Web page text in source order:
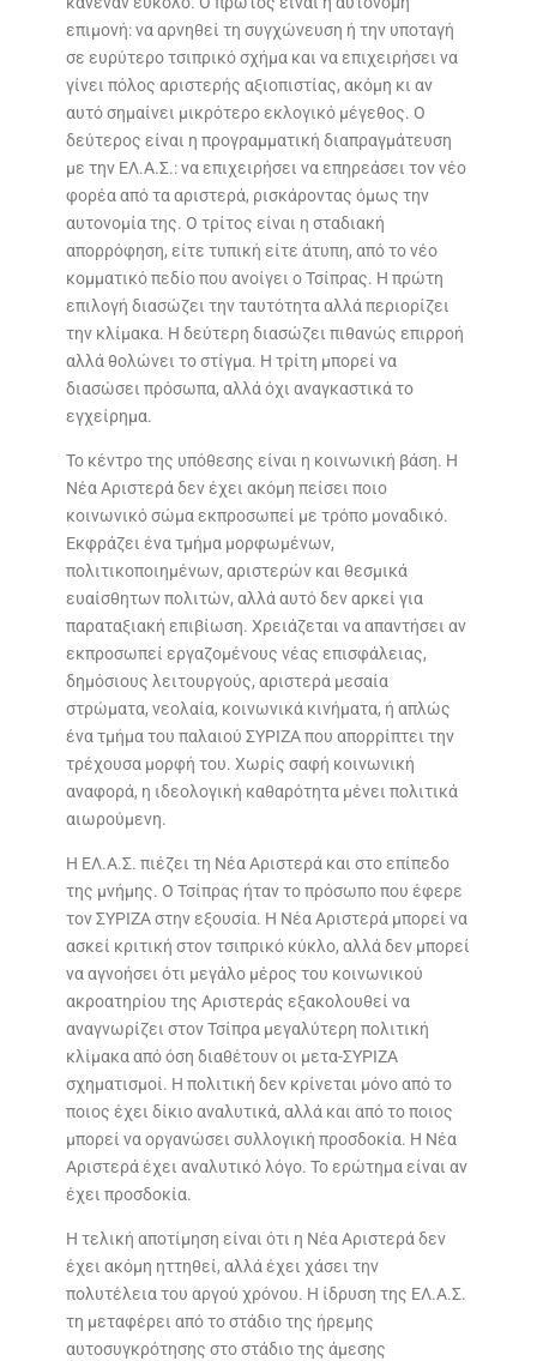
επιμονή: να αρνηθεί τη συγχώνευση ή την υποταγή
σε ευρύτερο τσιπρικό σχήμα και να επιχειρήσει να
γίνει πόλος αριστερής αξιοπιστίας, ακόμη κι αν
αυτό σημαίνει μικρότερο εκλογικό μέγεθος. Ο
δεύτερος είναι η προγραμματική διαπραγμάτευση
με την ΕΛ.Α.Σ.: να επιχειρήσει να επηρεάσει τον νέο
φορέα από τα αριστερά, ρισκάροντας όμως την
αυτονομία της. Ο τρίτος είναι η σταδιακή
απορρόφηση, είτε τυπική είτε άτυπη, από το νέο
κομματικό πεδίο που ανοίγει ο Τσίπρας. Η πρώτη
επιλογή διασώζει την ταυτότητα αλλά περιορίζει
την κλίμακα. Η δεύτερη διασώζει πιθανώς επιρροή
αλλά θολώνει το στίγμα. Η τρίτη μπορεί να
διασώσει πρόσωπα, αλλά όχι αναγκαστικά το
εγχείρημα.
Το κέντρο της υπόθεσης είναι η κοινωνική βάση. Η
Νέα Αριστερά δεν έχει ακόμη πείσει ποιο
κοινωνικό σώμα εκπροσωπεί με τρόπο μοναδικό.
Εκφράζει ένα τμήμα μορφωμένων,
πολιτικοποιημένων, αριστερών και θεσμικά
ευαίσθητων πολιτών, αλλά αυτό δεν αρκεί για
παραταξιακή επιβίωση. Χρειάζεται να απαντήσει αν
εκπροσωπεί εργαζομένους νέας επισφάλειας,
δημόσιους λειτουργούς, αριστερά μεσαία
στρώματα, νεολαία, κοινωνικά κινήματα, ή απλώς
ένα τμήμα του παλαιού ΣΥΡΙΖΑ που απορρίπτει την
τρέχουσα μορφή του. Χωρίς σαφή κοινωνική
αναφορά, η ιδεολογική καθαρότητα μένει πολιτικά
αιωρούμενη.
Η ΕΛ.Α.Σ. πιέζει τη Νέα Αριστερά και στο επίπεδο
της μνήμης. Ο Τσίπρας ήταν το πρόσωπο που έφερε
τον ΣΥΡΙΖΑ στην εξουσία. Η Νέα Αριστερά μπορεί να
ασκεί κριτική στον τσιπρικό κύκλο, αλλά δεν μπορεί
να αγνοήσει ότι μεγάλο μέρος του κοινωνικού
ακροατηρίου της Αριστεράς εξακολουθεί να
αναγνωρίζει στον Τσίπρα μεγαλύτερη πολιτική
κλίμακα από όση διαθέτουν οι μετα-ΣΥΡΙΖΑ
σχηματισμοί. Η πολιτική δεν κρίνεται μόνο από το
ποιος έχει δίκιο αναλυτικά, αλλά και από το ποιος
μπορεί να οργανώσει συλλογική προσδοκία. Η Νέα
Αριστερά έχει αναλυτικό λόγο. Το ερώτημα είναι αν
έχει προσδοκία.
Η τελική αποτίμηση είναι ότι η Νέα Αριστερά δεν
έχει ακόμη ηττηθεί, αλλά έχει χάσει την
πολυτέλεια του αργού χρόνου. Η ίδρυση της ΕΛ.Α.Σ.
τη μεταφέρει από το στάδιο της ήρεμης
αυτοσυγκρότησης στο στάδιο της άμεσης